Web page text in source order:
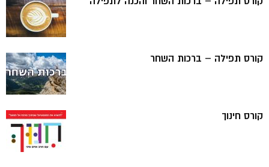
קורס תפילה – ברכות השחר
קורס חינוך